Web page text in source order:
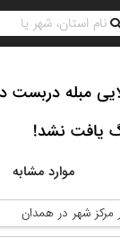
مبله دربست
یافت نشد!
موارد مشابه
مرکز شهر در همدان